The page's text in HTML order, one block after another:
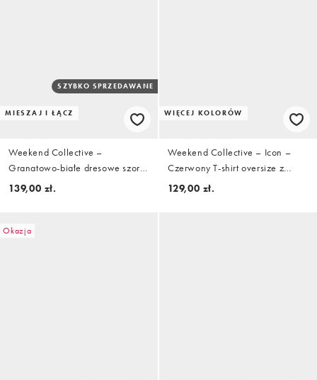
MIESZAJ I ŁĄCZ
SZYBKO SPRZEDAWANE
Weekend Collective –
Granatowo-białe dresowe szorty
runner, część zestawu
139,00 zł.
WIĘCEJ KOLORÓW
Weekend Collective – Icon –
Czerwony T-shirt oversize z
dużym napisem na plecach
129,00 zł.
Okazja